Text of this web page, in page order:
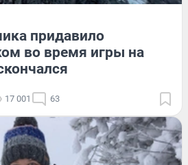
придавило
во время игры на
17 001 63